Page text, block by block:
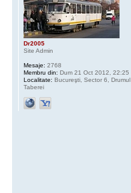
Dr2005
Site Admin
Mesaje: 2768
Membru din: Dum 21 Oct 2012, 22:25
Localitate: Bucureşti, Sector 6, Drumul
Taberei